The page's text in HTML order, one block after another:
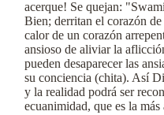
acerque! Se quejan:
Bien; derritan el corazón
calor de un corazón
ansioso de aliviar la
pueden desaparecer las
su conciencia (chita). Así
y la realidad podrá ser
ecuanimidad, que es la